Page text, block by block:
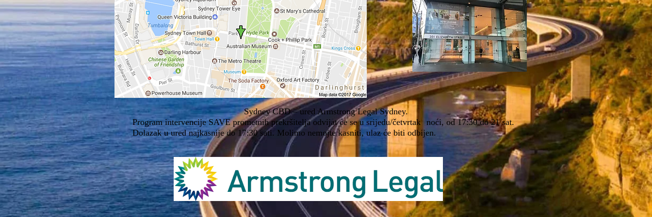
Sydney CBD – ured Armstrong Legal Sydney.
Program intervencije SAVE prometnih prekršitelja odvijat će se u srijedu/četvrtak noći, od 17:30 do 21 sat.
Dolazak u ured najkasnije do 17:30 sati. Molimo nemojte kasniti, ulaz će biti odbijen.